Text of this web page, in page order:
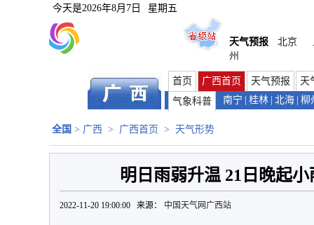
今天是2026年8月7日 星期五
天气预报 北京
州
首页 广西首页 天气预报
天
气象科普
南宁 桂林 北海 柳
全国 > 广西 > 广西首页 > 天气形势
明日雨弱升温 21日晚起
2022-11-20 19:00:00 来源： 中国天气网广西站